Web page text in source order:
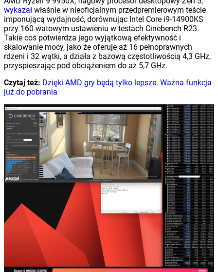
wykazał właśnie w nieoficjalnym przedpremierowym teście
imponującą wydajność, dorównując Intel Core i9-14900KS
przy 160-watowym ustawieniu w testach Cinebench R23.
Takie coś potwierdza jego wyjątkową efektywność i
skalowanie mocy, jako że oferuje aż 16 pełnoprawnych
rdzeni i 32 wątki, a działa z bazową częstotliwością 4,3 GHz,
przyspieszając pod obciążeniem do aż 5,7 GHz.
Czytaj też: Dzięki AMD gry będą tylko lepsze. Ważna funkcja
już do pobrania